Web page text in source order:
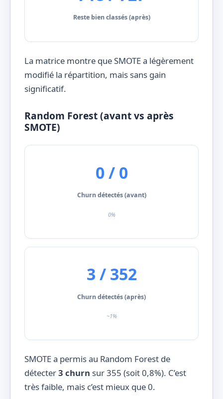
Reste bien classés (après)
La matrice montre que SMOTE a légèrement
modifié la répartition, mais sans gain
significatif.
Random Forest (avant vs après
SMOTE)
0 / 0
Churn détectés (avant)
0%
3 / 352
Churn détectés (après)
~1%
SMOTE a permis au Random Forest de
détecter3 churn sur 355 (soit 0,8%). C’est
très faible, mais c’est mieux que 0.